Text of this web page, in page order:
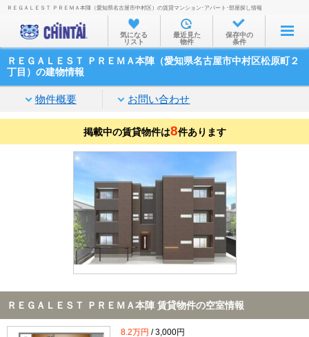
お部屋を探す
沿線・駅から
住所から
家賃相場から
通勤通学時間から
物件特集から
不動産会社から
TOP
ＲＥＧＡＬＥＳＴ ＰＲＥＭＡ本陣（愛知県名古屋市中村区）の賃貸マンション･アパート･部屋探し情報
気になる
リスト
最近見た
物件
保存中の
条件
ＲＥＧＡＬＥＳＴ ＰＲＥＭＡ本陣（愛知県名古屋市中村区松原町２
丁目）の建物情報
物件概要 お問い合わせ
掲載中の賃貸物件は8件あります
ＲＥＧＡＬＥＳＴ ＰＲＥＭＡ本陣 賃貸物件の空室情報
8.2万円 / 3,000円